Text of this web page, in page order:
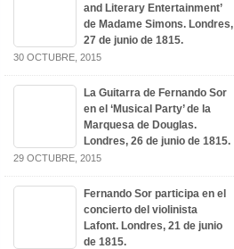
and Literary Entertainment’
de Madame Simons. Londres,
27 de junio de 1815.
30 OCTUBRE, 2015
La Guitarra de Fernando Sor
en el ‘Musical Party’ de la
Marquesa de Douglas.
Londres, 26 de junio de 1815.
29 OCTUBRE, 2015
Fernando Sor participa en el
concierto del violinista
Lafont. Londres, 21 de junio
de 1815.